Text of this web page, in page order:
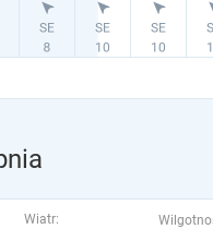
Wiatr: